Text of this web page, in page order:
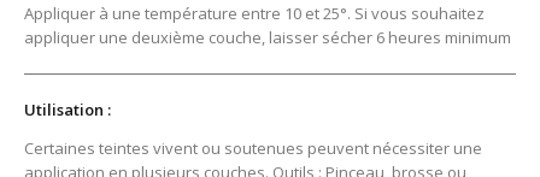
Appliquer à une température entre 10 et 25°. Si vous souhaitez
appliquer une deuxième couche, laisser sécher 6 heures minimum
Utilisation :
Certaines teintes vivent ou soutenues peuvent nécessiter une
application en plusieurs couches. Outils : Pinceau, brosse ou